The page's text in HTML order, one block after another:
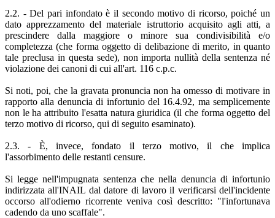
2.2. - Del pari infondato è il secondo motivo di ricorso, poiché un
dato apprezzamento del materiale istruttorio acquisito agli atti, a
prescindere dalla maggiore o minore sua condivisibilità e/o
completezza (che forma oggetto di delibazione di merito, in quanto
tale preclusa in questa sede), non importa nullità della sentenza né
violazione dei canoni di cui all'art. 116 c.p.c.
Si noti, poi, che la gravata pronuncia non ha omesso di motivare in
rapporto alla denuncia di infortunio del 16.4.92, ma semplicemente
non le ha attribuito l'esatta natura giuridica (il che forma oggetto del
terzo motivo di ricorso, qui di seguito esaminato).
2.3. - È, invece, fondato il terzo motivo, il che implica
l'assorbimento delle restanti censure.
Si legge nell'impugnata sentenza che nella denuncia di infortunio
indirizzata all'INAIL dal datore di lavoro il verificarsi dell'incidente
occorso all'odierno ricorrente veniva così descritto: "l'infortunava
cadendo da uno scaffale".